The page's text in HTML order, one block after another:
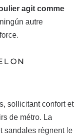
agit comme
autre
sollicitant confort et
de métro. La
sandales règnent le